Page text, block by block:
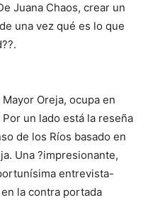
Juana Chaos, crear un
una vez qué es lo que
Oreja, ocupa en
un lado está la reseña
de los Ríos basado en
Una ?impresionante,
entrevista-
la contra portada